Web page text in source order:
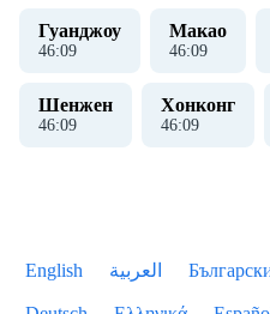
Гуанджоу
46:10
Макао
46:10
Шенжен
46:10
Хонконг
46:10
English العربية